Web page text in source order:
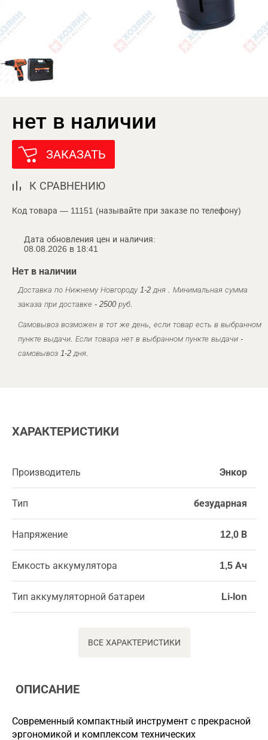
нет в наличии
ЗАКАЗАТЬ
К СРАВНЕНИЮ
Код товара — 11151 (называйте при заказе по телефону)
Дата обновления цен и наличия:
08.08.2026 в 18:41
Нет в наличии
Доставка по Нижнему Новгороду 1-2 дня . Минимальная сумма
заказа при доставке - 2500 руб.
Самовывоз возможен в тот же день, если товар есть в выбранном
пункте выдачи. Если товара нет в выбранном пункте выдачи -
самовывоз 1-2 дня.
ХАРАКТЕРИСТИКИ
Производитель Энкор
Тип безударная
Напряжение 12,0 В
Емкость аккумулятора 1,5 Ач
Тип аккумуляторной батареи Li-Ion
ВСЕ ХАРАКТЕРИСТИКИ
ОПИСАНИЕ
Современный компактный инструмент с прекрасной
эргономикой и комплексом технических